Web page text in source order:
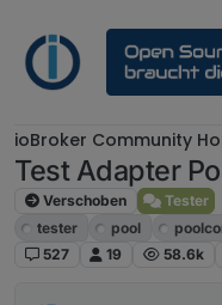
ioBroker Community
Test Adapter
Verschoben
Tester
tester
pool
527
19 58.6k